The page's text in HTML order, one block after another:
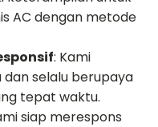
AC dengan metode
: Kami
selalu berupaya
tepat waktu.
siap merespons